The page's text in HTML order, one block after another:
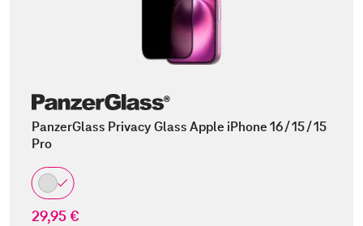
PanzerGlass Privacy Glass Apple iPhone 16 / 15 / 15
Pro
29,95 €